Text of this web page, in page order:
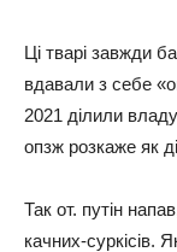
Ці тварі завжди
вдавали з себе
2021 ділили
опзж розкаже як
Так от. путін
качних-суркісів.